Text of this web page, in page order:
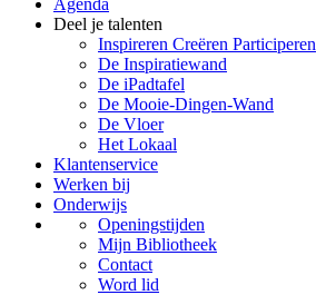
Agenda
Deel je talenten
Inspireren Creëren Participeren
De Inspiratiewand
De iPadtafel
De Mooie-Dingen-Wand
De Vloer
Het Lokaal
Klantenservice
Werken bij
Onderwijs
Openingstijden
Mijn Bibliotheek
Contact
Word lid